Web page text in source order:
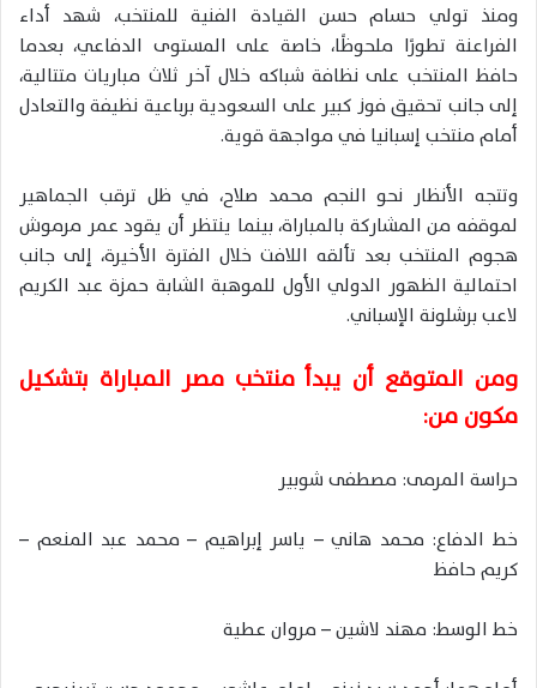
ومنذ تولي حسام حسن القيادة الفنية للمنتخب، شهد أداء
الفراعنة تطورًا ملحوظًا، خاصة على المستوى الدفاعي، بعدما
حافظ المنتخب على نظافة شباكه خلال آخر ثلاث مباريات متتالية،
إلى جانب تحقيق فوز كبير على السعودية برباعية نظيفة والتعادل
أمام منتخب إسبانيا في مواجهة قوية.
وتتجه الأنظار نحو النجم محمد صلاح، في ظل ترقب الجماهير
لموقفه من المشاركة بالمباراة، بينما ينتظر أن يقود عمر مرموش
هجوم المنتخب بعد تألقه اللافت خلال الفترة الأخيرة، إلى جانب
احتمالية الظهور الدولي الأول للموهبة الشابة حمزة عبد الكريم
لاعب برشلونة الإسباني.
ومن المتوقع أن يبدأ منتخب مصر المباراة بتشكيل
مكون من:
حراسة المرمى: مصطفى شوبير
خط الدفاع: محمد هاني – ياسر إبراهيم – محمد عبد المنعم –
كريم حافظ
خط الوسط: مهند لاشين – مروان عطية